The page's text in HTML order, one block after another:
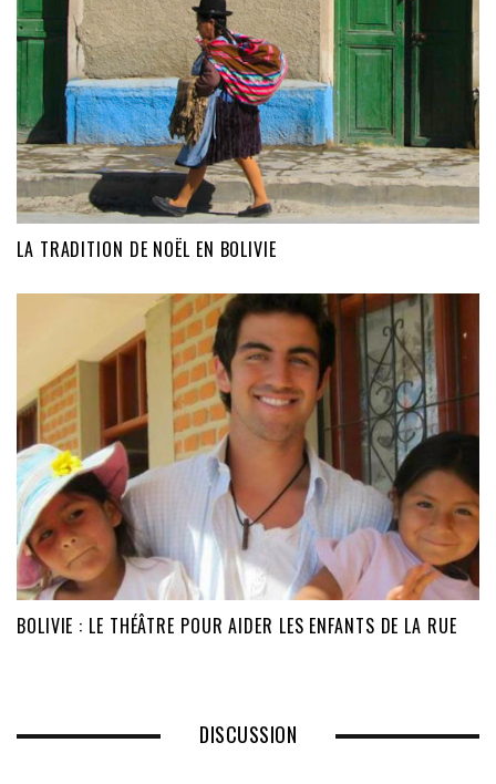
LA TRADITION DE NOËL EN BOLIVIE
BOLIVIE : LE THÉÂTRE POUR AIDER LES ENFANTS DE LA RUE
DISCUSSION